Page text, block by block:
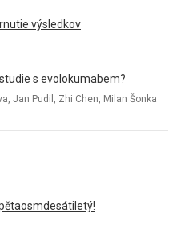
výsledkov
s evolokumabem?
Jan Pudil, Zhi Chen, Milan Šonka